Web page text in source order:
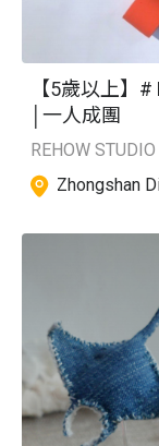
【5歲以上】
│一人成團
REHOW STUDIO
Zhongshan